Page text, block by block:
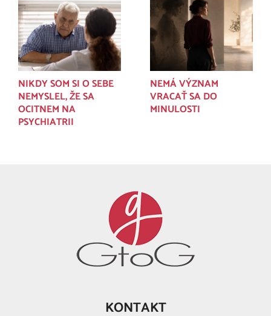
NIKDY SOM SI O SEBE
NEMYSLEL, ŽE SA
OCITNEM NA
PSYCHIATRII
NEMÁ VÝZNAM
VRACAŤ SA DO
MINULOSTI
KONTAKT